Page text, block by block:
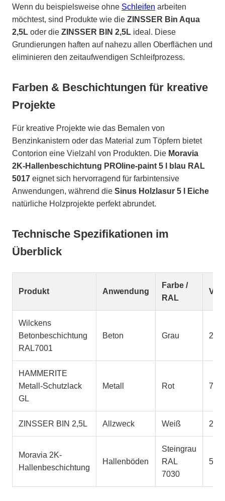
Wenn du beispielsweise ohne Schleifen arbeiten
möchtest, sind Produkte wie die ZINSSER Bin Aqua
2,5L oder die ZINSSER BIN 2,5L ideal. Diese
Grundierungen haften auf nahezu allen Oberflächen und
eliminieren den zeitaufwendigen Schleifprozess.
Farben & Beschichtungen für kreative
Projekte
Für kreative Projekte wie das Bemalen von
Benzinkanistern oder das Material zum Töpfern bietet
Contorion eine Vielzahl von Produkten. Die Moravia
2K-Hallenbeschichtung PROline-paint 5 l blau RAL
5017 eignet sich hervorragend für farbintensive
Anwendungen, während die Sinus Holzlasur 5 l Eiche
natürliche Holzprojekte perfekt abrundet.
Technische Spezifikationen im
Überblick
Produkt Anwendung
Farbe /
RAL
Wilckens
Betonbeschichtung
RAL7001
Beton Grau 2,5 l
HAMMERITE
Metall-Schutzlack
GL
Metall Rot 750
ZINSSER BIN 2,5L Allzweck Weiß 2,5 l
Moravia 2K-
Hallenbeschichtung
Hallenböden
Steingrau
RAL
7030
5 l